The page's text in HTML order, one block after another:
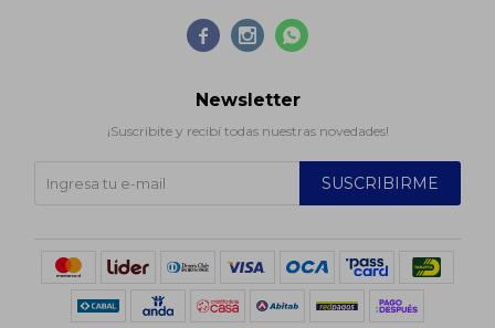
  
Newsletter
¡Suscribite y recibí todas nuestras novedades!
SUSCRIBIRME